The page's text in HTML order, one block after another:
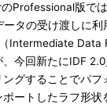
Professional版で
タの受け渡しに
Intermediate Data
今回新たにIDF
グすることでパフ
ートしたラフ形